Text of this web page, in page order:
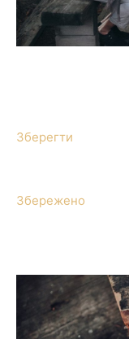
Зберегти
Збережено